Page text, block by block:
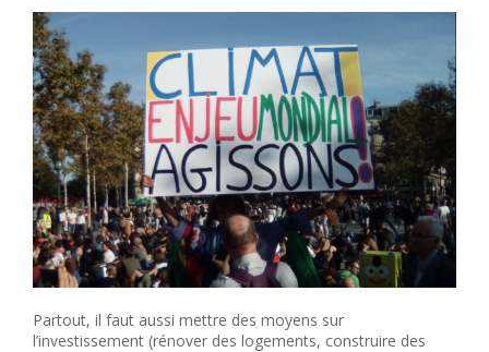
Partout, il faut aussi mettre des moyens sur
l’investissement (rénover des logements, construire des